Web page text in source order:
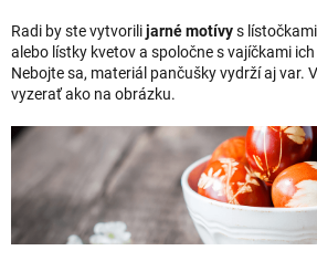
Radi by ste vytvorilijarné motívys
alebo lístky kvetov a spoločne s vajíčkami
Nebojte sa, materiál pančušky vydrží aj var.
vyzerať ako na obrázku.